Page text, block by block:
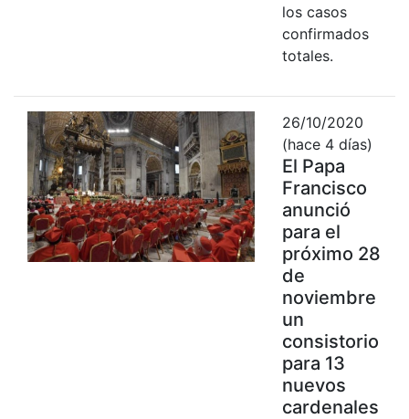
los casos
confirmados
totales.
26/10/2020
(hace 4 días)
El Papa
Francisco
anunció
para el
próximo 28
de
noviembre
un
consistorio
para 13
nuevos
cardenales